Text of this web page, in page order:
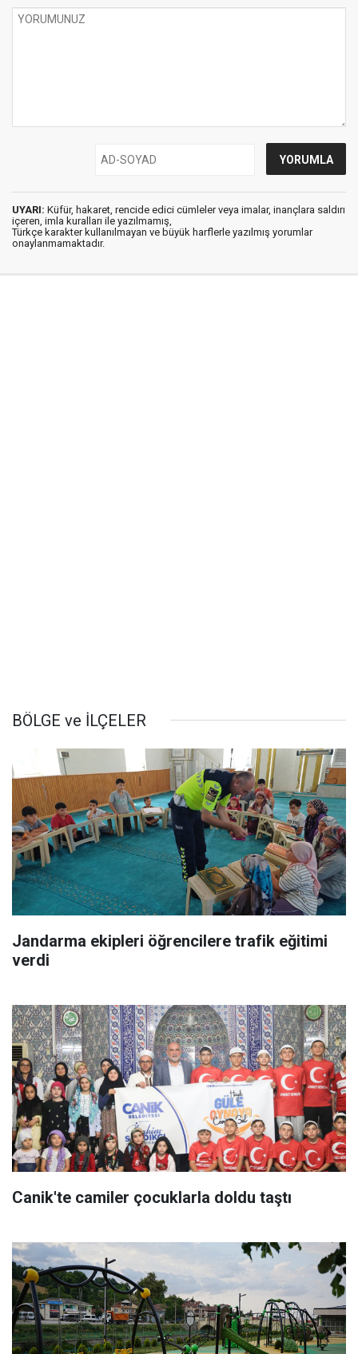
UYARI: Küfür, hakaret, rencide edici cümleler veya imalar, inançlara saldırı
içeren, imla kuralları ile yazılmamış,
Türkçe karakter kullanılmayan ve büyük harflerle yazılmış yorumlar
onaylanmamaktadır.
BÖLGE ve İLÇELER
Jandarma ekipleri öğrencilere trafik eğitimi
verdi
Canik'te camiler çocuklarla doldu taştı